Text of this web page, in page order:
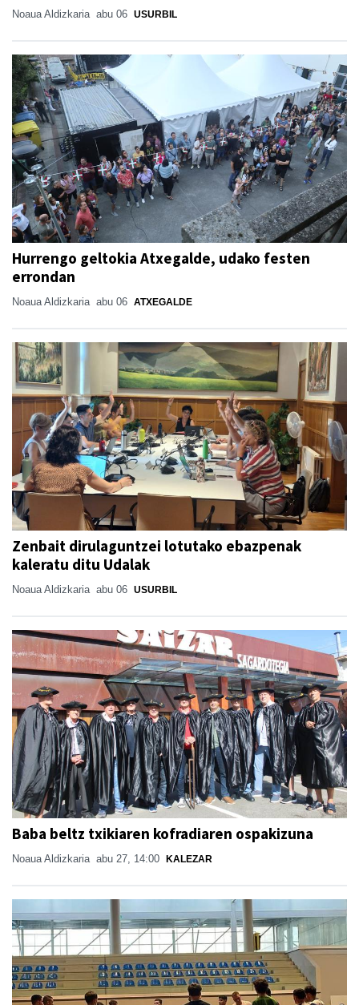
Noaua Aldizkaria abu 06 USURBIL
Hurrengo geltokia Atxegalde, udako festen
errondan
Noaua Aldizkaria abu 06 ATXEGALDE
Zenbait dirulaguntzei lotutako ebazpenak
kaleratu ditu Udalak
Noaua Aldizkaria abu 06 USURBIL
Baba beltz txikiaren kofradiaren ospakizuna
Noaua Aldizkaria abu 27, 14:00 KALEZAR